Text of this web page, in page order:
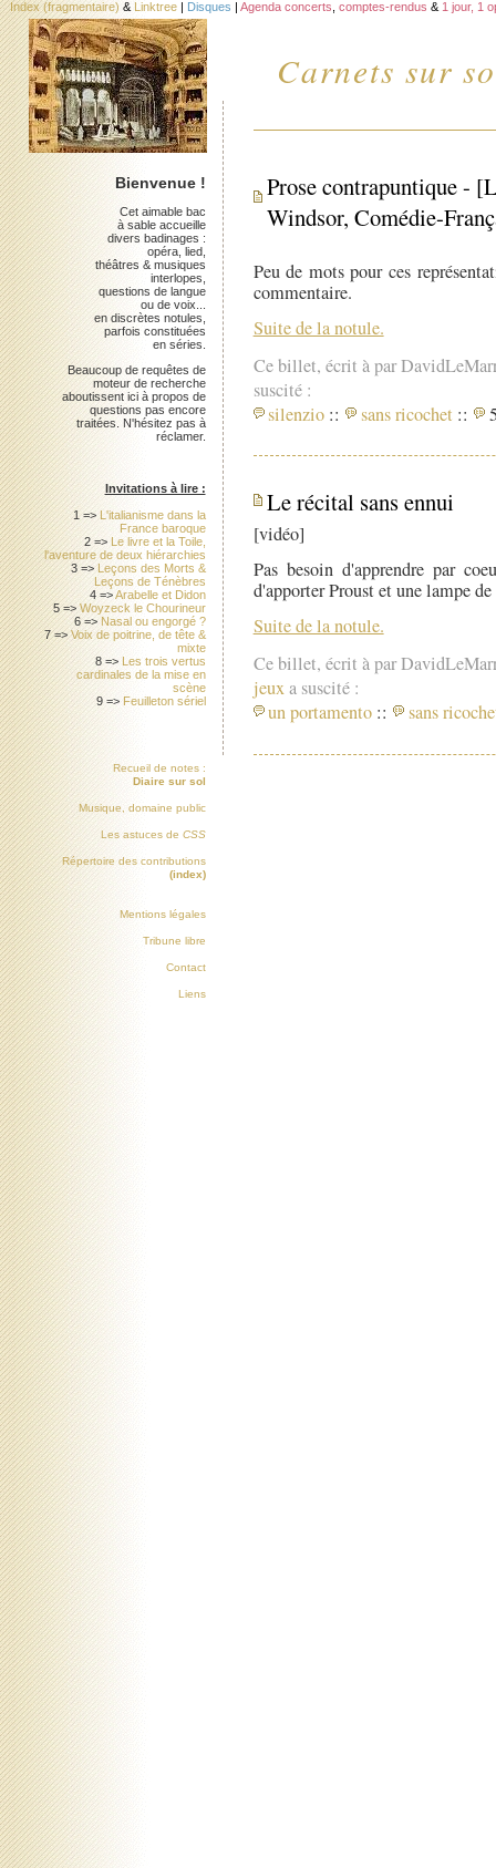
Carnets sur
Index (fragmentaire) & Linktree | Disques | Agenda concerts comptes-rendus & 1 jour, 1
Prose contrapuntique -
Windsor, Comédie-
Peu de mots pour ces
commentaire.
Suite de la notule.
Ce billet, écrit à par
suscité :
silenzio :: sans ricochet ::
Le récital sans ennui
[vidéo]
Pas besoin d'apprendre par
d'apporter Proust et une lampe
Suite de la notule.
Ce billet, écrit à par
jeuxa suscité :
un portamento :: sans
Bienvenue !
Cet aimable bac
à sable accueille
divers badinages :
opéra, lied,
théâtres & musiques
interlopes,
questions de langue
ou de voix...
en discrètes notules,
parfois constituées
en séries.
Beaucoup de requêtes de
moteur de recherche
aboutissent ici à propos de
questions pas encore
traitées. N'hésitez pas à
réclamer.
Invitations à lire :
1 => L'italianisme dans la
France baroque
2 => Le livre et la Toile,
l'aventure de deux hiérarchies
3 => Leçons des Morts &
Leçons de Ténèbres
4 =>Arabelle et Didon
5 =>Woyzeck le Chourineur
6 => Nasal ou engorgé ?
7 =>Voix de poitrine, de tête &
mixte
8 => Les trois vertus
cardinales de la mise en
scène
9 => Feuilleton sériel
Recueil de notes :
Diaire sur sol
Musique, domaine public
Les astuces de CSS
Répertoire des contributions
(index)
Mentions légales
Tribune libre
Contact
Liens